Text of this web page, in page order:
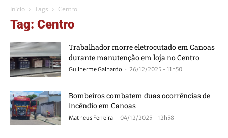
Início Tags Centro
Tag: Centro
Trabalhador morre eletrocutado em Canoas
durante manutenção em loja no Centro
Guilherme Galhardo - 26/12/2025 - 11h50
Bombeiros combatem duas ocorrências de
incêndio em Canoas
Matheus Ferreira - 04/12/2025 - 12h58